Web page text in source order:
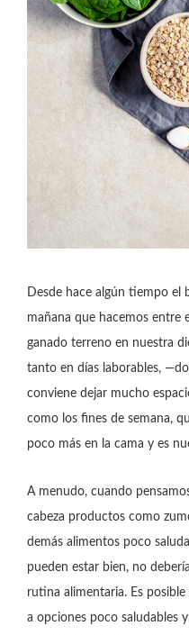
Desde hace algún tiempo el
mañana que hacemos entre
ganado terreno en nuestra
tanto en días laborables,
conviene dejar mucho
como los fines de semana,
poco más en la cama y es
A menudo, cuando
cabeza productos como
demás alimentos poco
pueden estar bien, no
rutina alimentaria. Es
a opciones poco saludables